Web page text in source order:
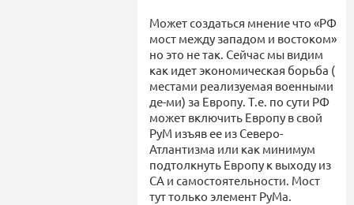
Может создаться мнение что «РФ
мост между западом и востоком»
но это не так. Сейчас мы видим
как идет экономическая борьба (
местами реализуемая военными
де-ми) за Европу. Т.е. по сути РФ
может включить Европу в свой
РуМ изъяв ее из Северо-
Атлантизма или как минимум
подтолкнуть Европу к выходу из
СА и самостоятельности. Мост
тут только элемент РуМа.